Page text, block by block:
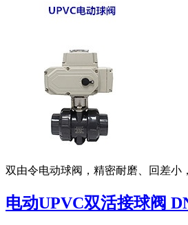
双由令电动球阀，精密耐磨、回差小
电动UPVC双活接球阀